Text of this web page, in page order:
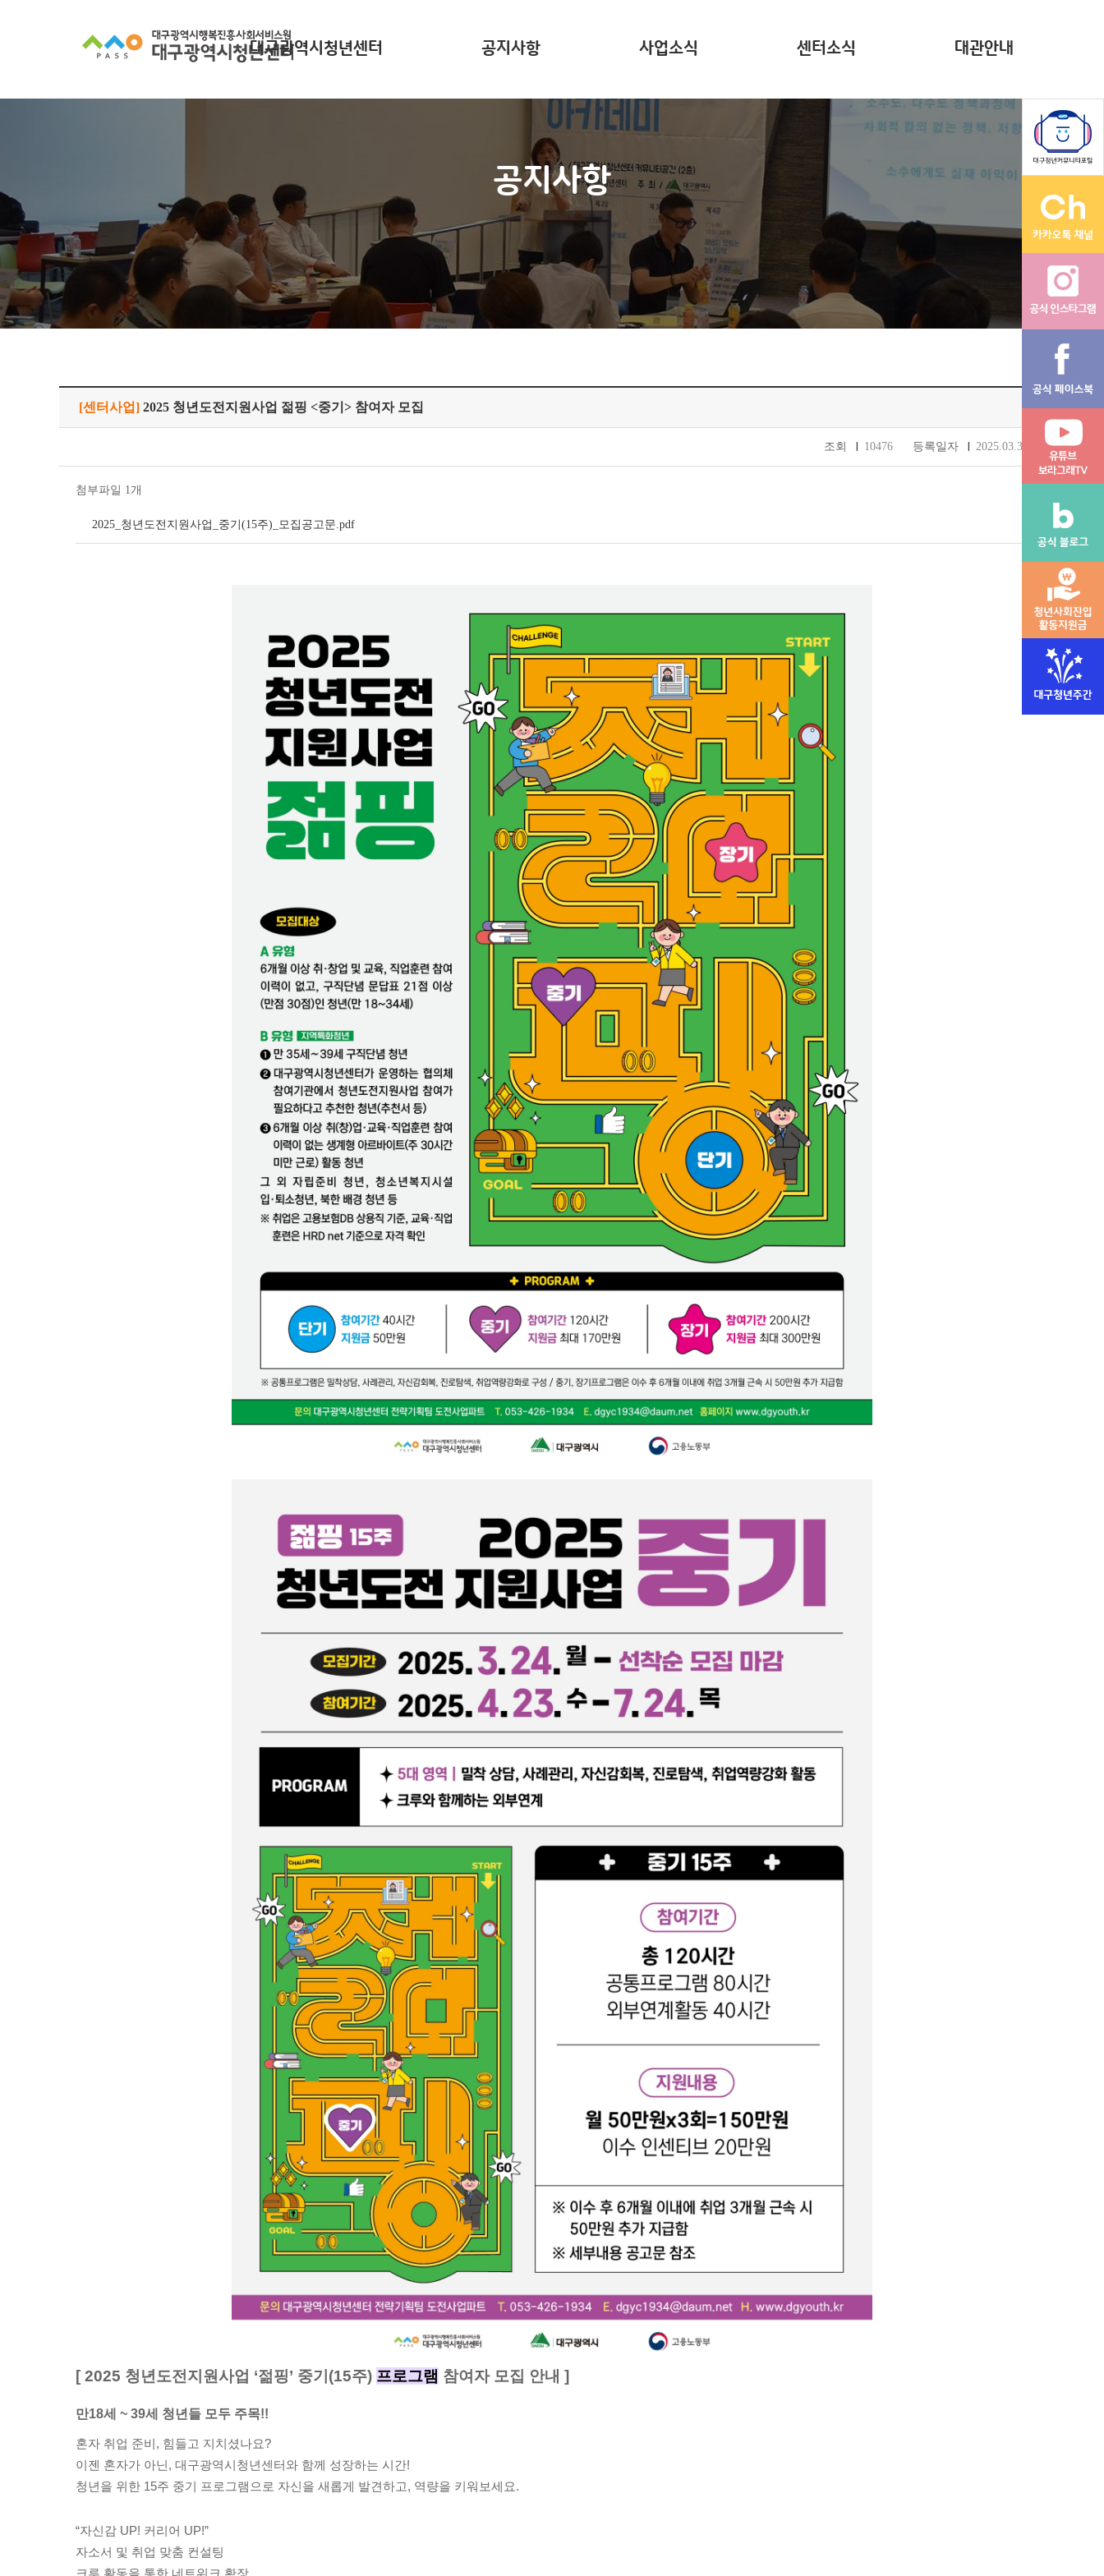
대구광역시청년센터 공지사항 사업소식 센터소식
자료집
영상
뉴스레터(~2023)
계약현황 공시
대관안내
공지사항
[센터사업] 2025 청년도전지원사업 젊핑 <중기> 참여자 모집
조회 10476 등록일자 2025.03.31
첨부파일 1개
2025_청년도전지원사업_중기(15주)_모집공고문.pdf
[ 2025 청년도전지원사업 ‘젊핑’ 중기 (15주) 프로그램 참여자 모집 안내 ]
만18세 ~ 39세 청년들 모두 주목!!
혼자 취업 준비 , 힘들고 지치셨나요?
이젠 혼자가 아닌 , 대구광역시청년센터와 함께 성장하는 시간!
청년을 위한 15주 중기
프로그램으로 자신을 새롭게 발견하고, 역량을 키워보세요.
“자신감 UP! 커리어 UP!”
자소서 및 취업 맞춤 컨설팅